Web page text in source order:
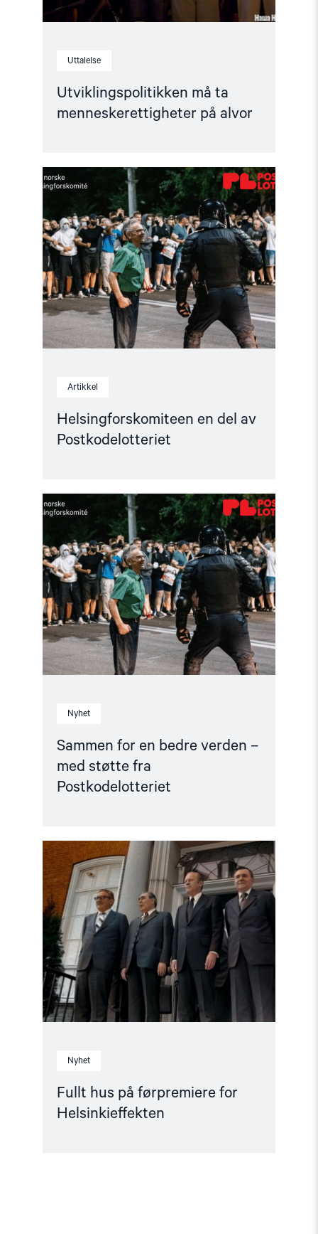
Uttalelse
Utviklingspolitikken må ta
menneskerettigheter på alvor
Artikkel
Helsingforskomiteen en del av
Postkodelotteriet
Read
article
"Helsingforskomiteen
en
del
av
Postkodelotteriet"
Nyhet
Sammen for en bedre verden –
med støtte fra
Postkodelotteriet
Read
article
"Sammen
for
en
bedre
verden
–
med
støtte
fra
Postkodelotteriet"
Nyhet
Fullt hus på førpremiere for
Helsinkieffekten
Read
article
"Fullt
hus
på
førpremiere
for
Helsinkieffekten"